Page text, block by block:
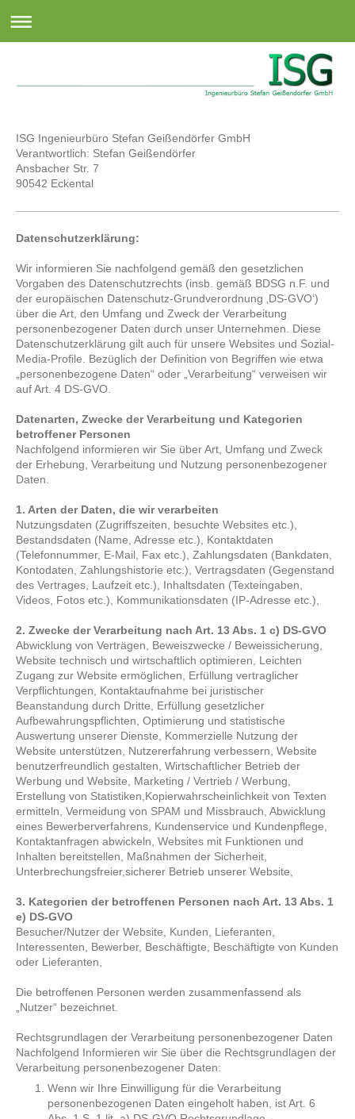
ISG Ingenieurbüro Stefan Geißendörfer GmbH
Verantwortlich: Stefan Geißendörfer
Ansbacher Str. 7
90542 Eckental
Datenschutzerklärung:
Wir informieren Sie nachfolgend gemäß den gesetzlichen
Vorgaben des Datenschutzrechts (insb. gemäß BDSG n.F. und
der europäischen Datenschutz-Grundverordnung ‚DS-GVO‘)
über die Art, den Umfang und Zweck der Verarbeitung
personenbezogener Daten durch unser Unternehmen. Diese
Datenschutzerklärung gilt auch für unsere Websites und Sozial-
Media-Profile. Bezüglich der Definition von Begriffen wie etwa
„personenbezogene Daten“ oder „Verarbeitung“ verweisen wir
auf Art. 4 DS-GVO.
Datenarten, Zwecke der Verarbeitung und Kategorien
betroffener Personen
Nachfolgend informieren wir Sie über Art, Umfang und Zweck
der Erhebung, Verarbeitung und Nutzung personenbezogener
Daten.
1. Arten der Daten, die wir verarbeiten
Nutzungsdaten (Zugriffszeiten, besuchte Websites etc.),
Bestandsdaten (Name, Adresse etc.), Kontaktdaten
(Telefonnummer, E-Mail, Fax etc.), Zahlungsdaten (Bankdaten,
Kontodaten, Zahlungshistorie etc.), Vertragsdaten (Gegenstand
des Vertrages, Laufzeit etc.), Inhaltsdaten (Texteingaben,
Videos, Fotos etc.), Kommunikationsdaten (IP-Adresse etc.),
2. Zwecke der Verarbeitung nach Art. 13 Abs. 1 c) DS-GVO
Abwicklung von Verträgen, Beweiszwecke / Beweissicherung,
Website technisch und wirtschaftlich optimieren, Leichten
Zugang zur Website ermöglichen, Erfüllung vertraglicher
Verpflichtungen, Kontaktaufnahme bei juristischer
Beanstandung durch Dritte, Erfüllung gesetzlicher
Aufbewahrungspflichten, Optimierung und statistische
Auswertung unserer Dienste, Kommerzielle Nutzung der
Website unterstützen, Nutzererfahrung verbessern, Website
benutzerfreundlich gestalten, Wirtschaftlicher Betrieb der
Werbung und Website, Marketing / Vertrieb / Werbung,
Erstellung von Statistiken,Kopierwahrscheinlichkeit von Texten
ermitteln, Vermeidung von SPAM und Missbrauch, Abwicklung
eines Bewerberverfahrens, Kundenservice und Kundenpflege,
Kontaktanfragen abwickeln, Websites mit Funktionen und
Inhalten bereitstellen, Maßnahmen der Sicherheit,
Unterbrechungsfreier,sicherer Betrieb unserer Website,
3. Kategorien der betroffenen Personen nach Art. 13 Abs. 1
e) DS-GVO
Besucher/Nutzer der Website, Kunden, Lieferanten,
Interessenten, Bewerber, Beschäftigte, Beschäftigte von Kunden
oder Lieferanten,
Die betroffenen Personen werden zusammenfassend als
„Nutzer“ bezeichnet.
Rechtsgrundlagen der Verarbeitung personenbezogener Daten
Nachfolgend Informieren wir Sie über die Rechtsgrundlagen der
Verarbeitung personenbezogener Daten:
Wenn wir Ihre Einwilligung für die Verarbeitung
personenbezogenen Daten eingeholt haben, ist Art. 6